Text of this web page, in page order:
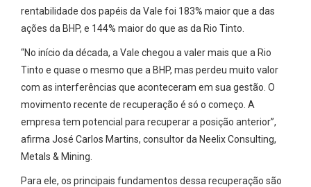
rentabilidade dos papéis da Vale foi 183% maior que a das
ações da BHP, e 144% maior do que as da Rio Tinto.
“No início da década, a Vale chegou a valer mais que a Rio
Tinto e quase o mesmo que a BHP, mas perdeu muito valor
com as interferências que aconteceram em sua gestão. O
movimento recente de recuperação é só o começo. A
empresa tem potencial para recuperar a posição anterior”,
afirma José Carlos Martins, consultor da Neelix Consulting,
Metals & Mining.
Para ele, os principais fundamentos dessa recuperação são